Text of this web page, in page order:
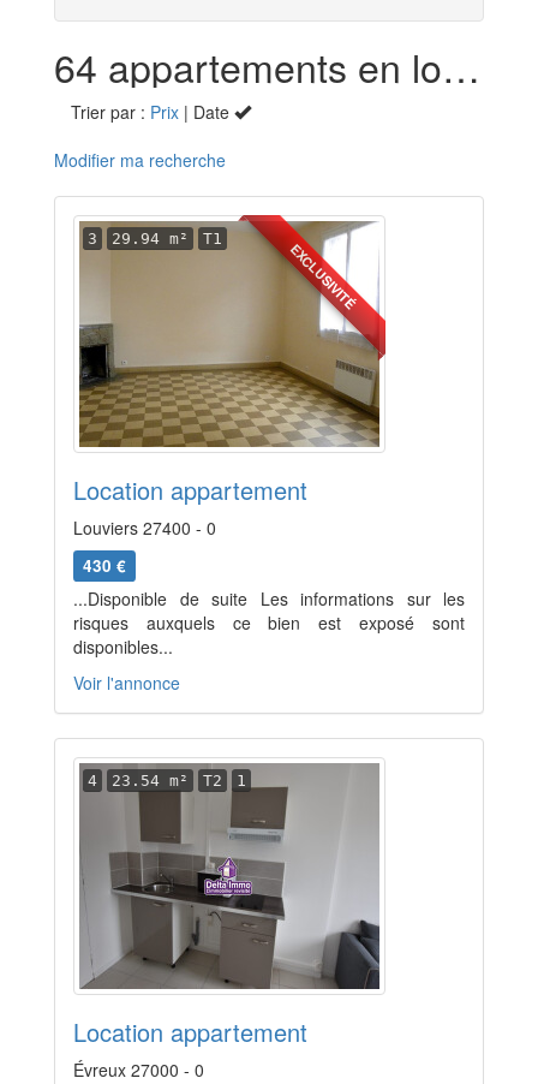
64 appartements en location dans l'Eure (27)
Trier par : Prix | Date
Modifier ma recherche
EXCLUSIVITÉ
3 29.94 m² T1
Location appartement
Louviers 27400 - 0
430 €
...Disponible de suite Les informations sur les
risques auxquels ce bien est exposé sont
disponibles...
Voir l'annonce
4 23.54 m² T2 1
Location appartement
Évreux 27000 - 0